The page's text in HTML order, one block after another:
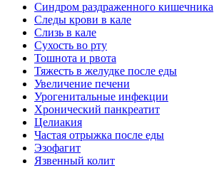
Синдром раздраженного кишечника
Следы крови в кале
Слизь в кале
Сухость во рту
Тошнота и рвота
Тяжесть в желудке после еды
Увеличение печени
Урогенитальные инфекции
Хронический панкреатит
Целиакия
Частая отрыжка после еды
Эзофагит
Язвенный колит